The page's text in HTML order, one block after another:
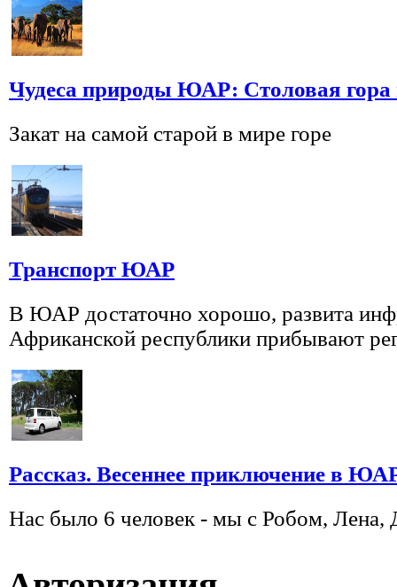
Чудеса природы ЮАР: Столовая гора
Закат на самой старой в мире горе
Транспорт ЮАР
В ЮАР достаточно хорошо, развита
Африканской республики прибывают
Рассказ. Весеннее приключение в
Нас было 6 человек - мы с Робом, Лена,